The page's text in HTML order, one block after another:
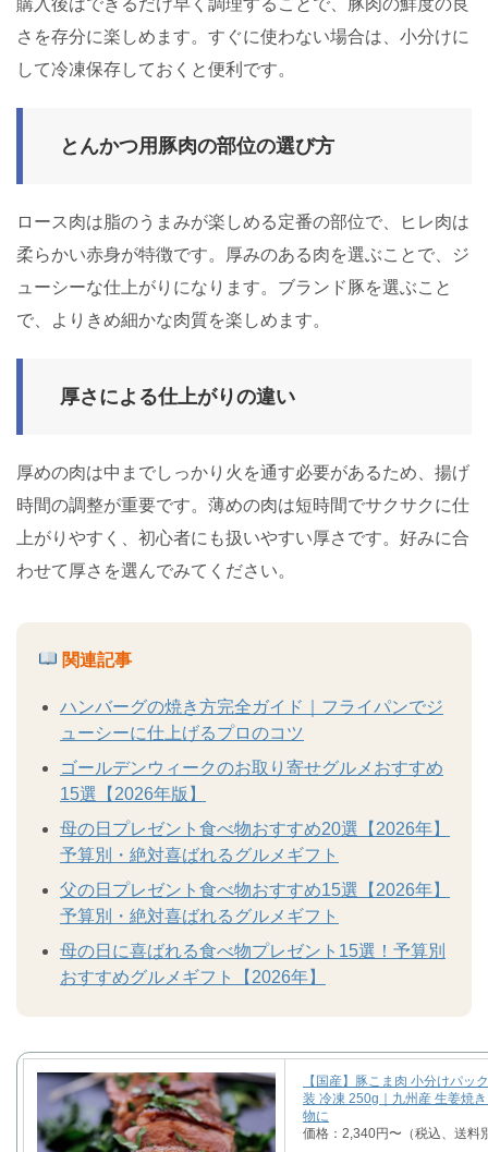
さを存分に楽しめます。すぐに使わない場合は、小分けに
して冷凍保存しておくと便利です。
とんかつ用豚肉の部位の選び方
ロース肉は脂のうまみが楽しめる定番の部位で、ヒレ肉は
柔らかい赤身が特徴です。厚みのある肉を選ぶことで、ジ
ューシーな仕上がりになります。ブランド豚を選ぶこと
で、よりきめ細かな肉質を楽しめます。
厚さによる仕上がりの違い
厚めの肉は中までしっかり火を通す必要があるため、揚げ
時間の調整が重要です。薄めの肉は短時間でサクサクに仕
上がりやすく、初心者にも扱いやすい厚さです。好みに合
わせて厚さを選んでみてください。
関連記事
ハンバーグの焼き方完全ガイド｜フライパンでジ
ューシーに仕上げるプロのコツ
ゴールデンウィークのお取り寄せグルメおすすめ
15選【2026年版】
母の日プレゼント食べ物おすすめ20選【2026年】
予算別・絶対喜ばれるグルメギフト
父の日プレゼント食べ物おすすめ15選【2026年】
予算別・絶対喜ばれるグルメギフト
母の日に喜ばれる食べ物プレゼント15選！予算別
おすすめグルメギフト【2026年】
【国産】豚こま肉 小分けパッ
装 冷凍 250g｜九州産 生姜焼
物に
価格：2,340円〜（税込、送料